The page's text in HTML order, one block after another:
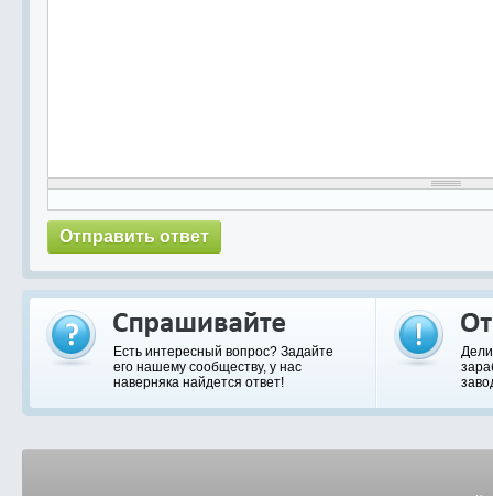
Есть интересный вопрос? Задайте
его нашему сообществу, у нас
наверняка найдется ответ!